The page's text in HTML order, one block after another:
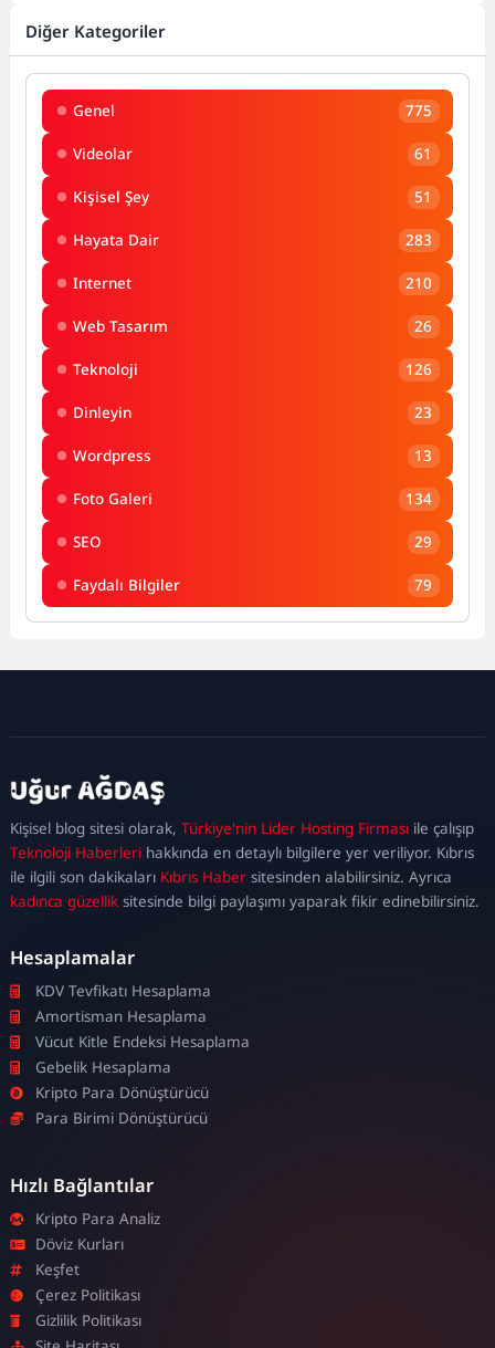
Diğer Kategoriler
Genel 775
Videolar 61
Kişisel Şey 51
Hayata Dair 283
Internet 210
Web Tasarım 26
Teknoloji 126
Dinleyin 23
Wordpress 13
Foto Galeri 134
SEO 29
Faydalı Bilgiler 79
Kişisel blog sitesi olarak,Türkiye'nin Lider Hosting Firması ile çalışıp
Teknoloji Haberleri hakkında en detaylı bilgilere yer veriliyor. Kıbrıs
ile ilgili son dakikaları Kıbrıs Haber sitesinden alabilirsiniz. Ayrıca
kadınca güzellik sitesinde bilgi paylaşımı yaparak fikir edinebilirsiniz.
kadıköy
escortmaltepe
escortataşehir
escortümraniye
escort
Hesaplamalar
KDV Tevfikatı Hesaplama
Amortisman Hesaplama
Vücut Kitle Endeksi Hesaplama
Gebelik Hesaplama
Kripto Para Dönüştürücü
Para Birimi Dönüştürücü
Hızlı Bağlantılar
Kripto Para Analiz
Döviz Kurları
Keşfet
Çerez Politikası
Gizlilik Politikası